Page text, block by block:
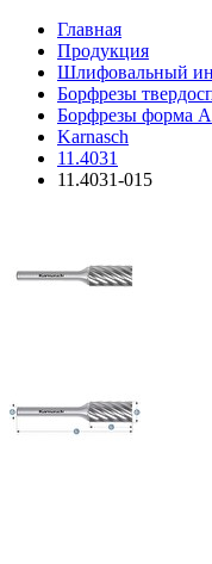
Главная
Продукция
Шлифовальный
Борфрезы
Борфрезы форма A
Karnasch
11.4031
11.4031-015